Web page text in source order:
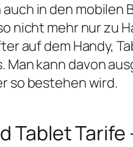
in den mobilen
nicht mehr nur zu
auf dem Handy,
Man kann davon
so bestehen wird.
Tablet